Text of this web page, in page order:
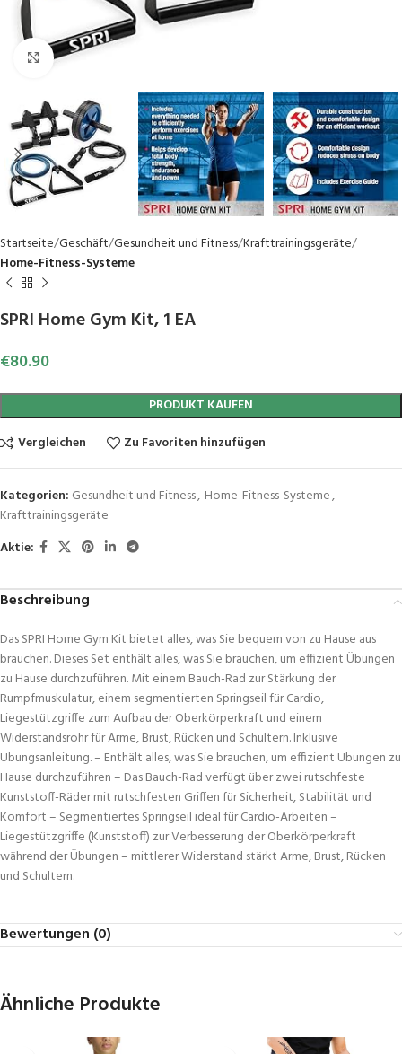
Click to enlarge
Startseite Geschäft Gesundheit und Fitness Krafttrainingsgeräte
Home-Fitness-Systeme
SPRI Home Gym Kit, 1 EA
€80.90
PRODUKT KAUFEN
Vergleichen
Zu Favoriten hinzufügen
Kategorien: Gesundheit und Fitness, Home-Fitness-Systeme,
Krafttrainingsgeräte
Aktie:
Beschreibung
Das SPRI Home Gym Kit bietet alles, was Sie bequem von zu Hause aus
brauchen. Dieses Set enthält alles, was Sie brauchen, um effizient Übungen
zu Hause durchzuführen. Mit einem Bauch-Rad zur Stärkung der
Rumpfmuskulatur, einem segmentierten Springseil für Cardio,
Liegestützgriffe zum Aufbau der Oberkörperkraft und einem
Widerstandsrohr für Arme, Brust, Rücken und Schultern. Inklusive
Übungsanleitung. – Enthält alles, was Sie brauchen, um effizient Übungen zu
Hause durchzuführen – Das Bauch-Rad verfügt über zwei rutschfeste
Kunststoff-Räder mit rutschfesten Griffen für Sicherheit, Stabilität und
Komfort – Segmentiertes Springseil ideal für Cardio-Arbeiten –
Liegestützgriffe (Kunststoff) zur Verbesserung der Oberkörperkraft
während der Übungen – mittlerer Widerstand stärkt Arme, Brust, Rücken
und Schultern.
Bewertungen (0)
Ähnliche Produkte